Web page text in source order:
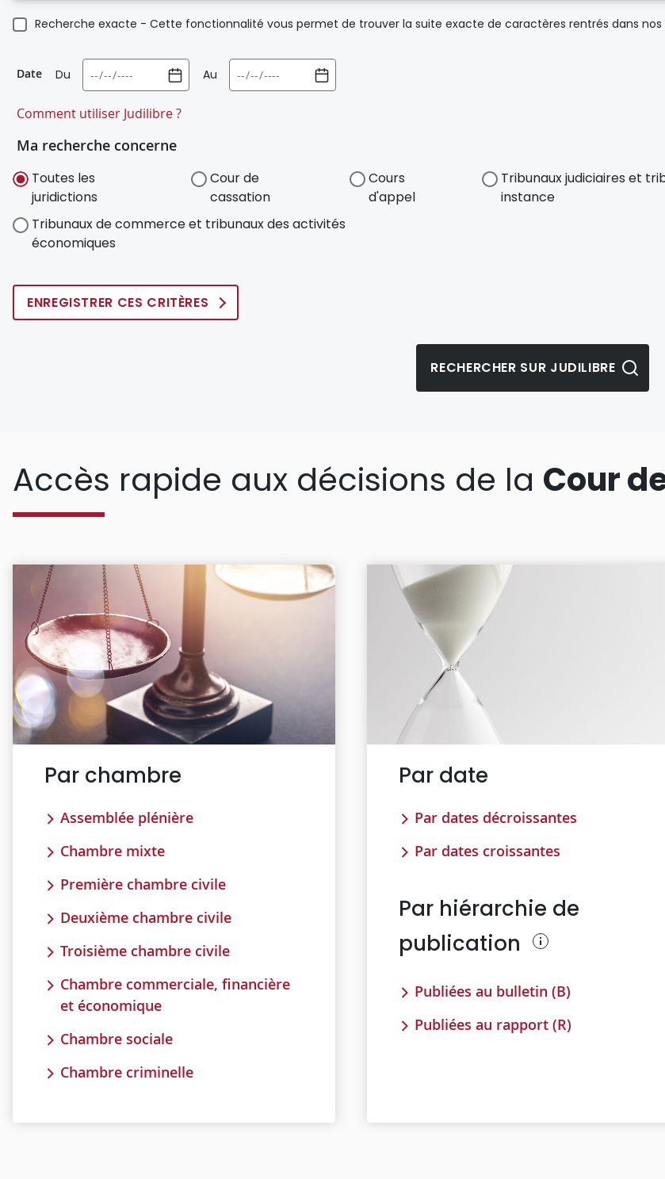
Recherche exacte - Cette fonctionnalité vous permet de trouver la suite exacte de caractères rentrés dans nos
Date Du Au
Comment utiliser Judilibre ?
Ma recherche concerne
Toutes les
juridictions
Cour de
cassation
Cours
d'appel
Tribunaux judiciaires et
instance
Tribunaux de commerce et tribunaux des activités
économiques
ENREGISTRER CES CRITÈRES
Accès rapide aux décisions de la Cour
Par chambre
Assemblée plénière
Chambre mixte
Première chambre civile
Deuxième chambre civile
Troisième chambre civile
Chambre commerciale, financière
et économique
Chambre sociale
Chambre criminelle
Par date
Par dates décroissantes
Par dates croissantes
Par hiérarchie de
publication
Publiées au bulletin (B)
Publiées au rapport (R)